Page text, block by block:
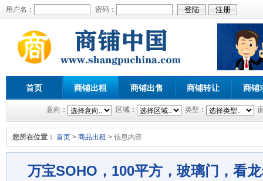
用户名： 密码：
首页 商铺出租 商铺出售 商铺转让 商铺
意向： 区域： 类型：
您所在位置： 首页 > 商品出租 > 信息内容
万宝SOHO，100平方，玻璃门，看